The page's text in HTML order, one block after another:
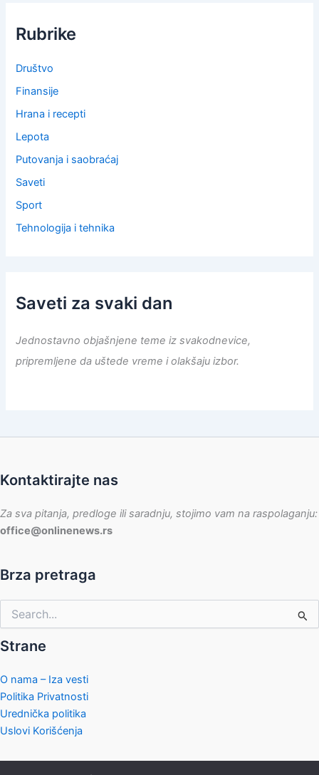
Rubrike
Društvo
Finansije
Hrana i recepti
Lepota
Putovanja i saobraćaj
Saveti
Sport
Tehnologija i tehnika
Saveti za svaki dan
Jednostavno objašnjene teme iz svakodnevice,
pripremljene da uštede vreme i olakšaju izbor.
Kontaktirajte nas
Za sva pitanja, predloge ili saradnju, stojimo vam na raspolaganju:
office@onlinenews.rs
Brza pretraga
za:
Strane
O nama – Iza vesti
Politika Privatnosti
Urednička politika
Uslovi Korišćenja